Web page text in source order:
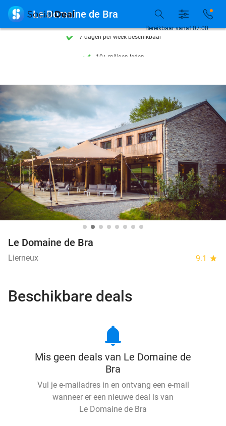
7 dagen per week beschikbaar
7 dagen per week beschikbaar
10+ miljoen leden
Bereikbaar vanaf 07:00
 Le Domaine de Bra
Le Domaine de Bra
Lierneux 9.1 star
Beschikbare deals
notifications
Mis geen deals van Le Domaine de
Bra
Vul je e-mailadres in en ontvang een e-mail
wanneer er een nieuwe deal is van
Le Domaine de Bra